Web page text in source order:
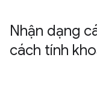
Nhận dạng
cách tính